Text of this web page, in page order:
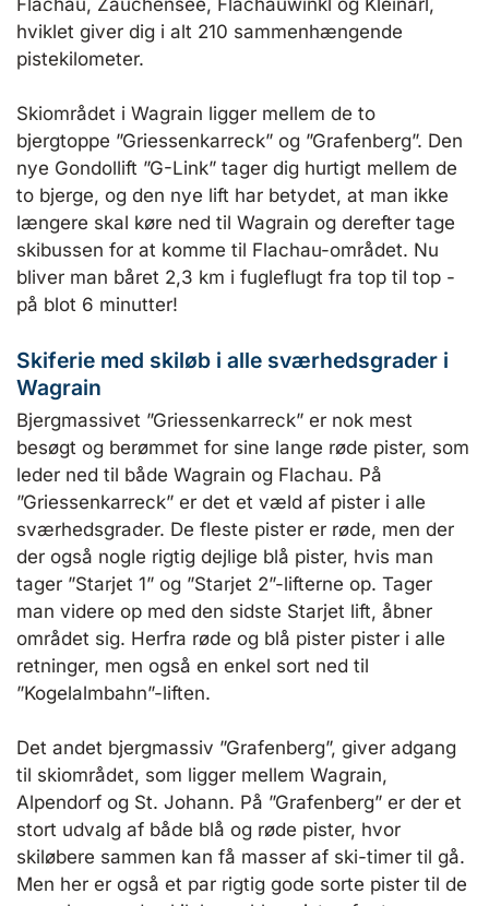
hviklet giver dig i alt 210 sammenhængende
pistekilometer.
Skiområdet i Wagrain ligger mellem de to
bjergtoppe ”Griessenkarreck” og ”Grafenberg”. Den
nye Gondollift ”G-Link” tager dig hurtigt mellem de
to bjerge, og den nye lift har betydet, at man ikke
længere skal køre ned til Wagrain og derefter tage
skibussen for at komme til Flachau-området. Nu
bliver man båret 2,3 km i fugleflugt fra top til top -
på blot 6 minutter!
Skiferie med skiløb i alle sværhedsgrader i
Wagrain
Bjergmassivet ”Griessenkarreck” er nok mest
besøgt og berømmet for sine lange røde pister, som
leder ned til både Wagrain og Flachau. På
”Griessenkarreck” er det et væld af pister i alle
sværhedsgrader. De fleste pister er røde, men der
der også nogle rigtig dejlige blå pister, hvis man
tager ”Starjet 1” og ”Starjet 2”-lifterne op. Tager
man videre op med den sidste Starjet lift, åbner
området sig. Herfra røde og blå pister pister i alle
retninger, men også en enkel sort ned til
”Kogelalmbahn”-liften.
Det andet bjergmassiv ”Grafenberg”, giver adgang
til skiområdet, som ligger mellem Wagrain,
Alpendorf og St. Johann. På ”Grafenberg” er der et
stort udvalg af både blå og røde pister, hvor
skiløbere sammen kan få masser af ski-timer til gå.
Men her er også et par rigtig gode sorte pister til de